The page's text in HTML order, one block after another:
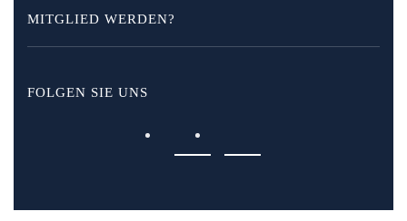
MITGLIED WERDEN?
FOLGEN SIE UNS